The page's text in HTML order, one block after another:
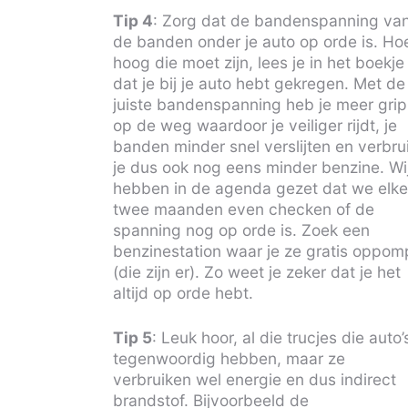
Tip 4: Zorg dat de bandenspanning
de banden onder je auto op orde is.
hoog die moet zijn, lees je in het boekje
dat je bij je auto hebt gekregen. Met de
juiste bandenspanning heb je meer grip
op de weg waardoor je veiliger rijdt, je
banden minder snel verslijten en
je dus ook nog eens minder benzine.
hebben in de agenda gezet dat we elke
twee maanden even checken of de
spanning nog op orde is. Zoek een
benzinestation waar je ze gratis
(die zijn er). Zo weet je zeker dat je het
altijd op orde hebt.
Tip 5: Leuk hoor, al die trucjes die
tegenwoordig hebben, maar ze
verbruiken wel energie en dus indirect
brandstof. Bijvoorbeeld de